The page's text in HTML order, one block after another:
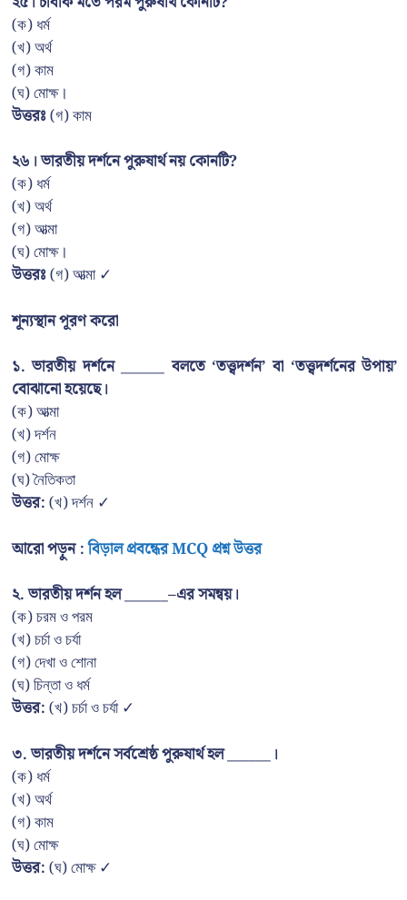
(ক) ধর্ম
(খ) অর্থ
(গ) কাম
(ঘ) মোক্ষ।
উত্তরঃ(গ) কাম
২৬। ভারতীয় দর্শনে পুরুষার্থ নয় কোনটি?
(ক) ধর্ম
(খ) অর্থ
(গ) আত্মা
(ঘ) মোক্ষ।
উত্তরঃ(গ) আত্মা ✓
শূন্যস্থান পূরণ করো
১. ভারতীয় দর্শনে ______ বলতে ‘তত্ত্বদর্শন’ বা ‘তত্ত্বদর্শনের উপায়’
বোঝানো হয়েছে।
(ক) আত্মা
(খ) দর্শন
(গ) মোক্ষ
(ঘ) নৈতিকতা
উত্তর:(খ) দর্শন ✓
আরো পড়ুন :বিড়াল প্রবন্ধের MCQ প্রশ্ন উত্তর
২. ভারতীয় দর্শন হল ______–এর সমন্বয়।
(ক) চরম ও পরম
(খ) চর্চা ও চর্যা
(গ) দেখা ও শোনা
(ঘ) চিন্তা ও ধর্ম
উত্তর:(খ) চর্চা ও চর্যা ✓
৩. ভারতীয় দর্শনে সর্বশ্রেষ্ঠ পুরুষার্থ হল ______।
(ক) ধর্ম
(খ) অর্থ
(গ) কাম
(ঘ) মোক্ষ
উত্তর:(ঘ) মোক্ষ ✓